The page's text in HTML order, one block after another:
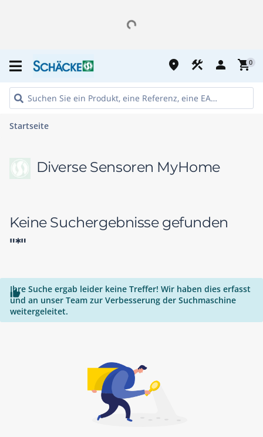
place construction person shopping_cart0
Startseite
Diverse Sensoren MyHome
Keine Suchergebnisse gefunden
"*"

Ihre Suche ergab leider keine Treffer! Wir haben dies erfasst
und an unser Team zur Verbesserung der Suchmaschine
weitergeleitet.